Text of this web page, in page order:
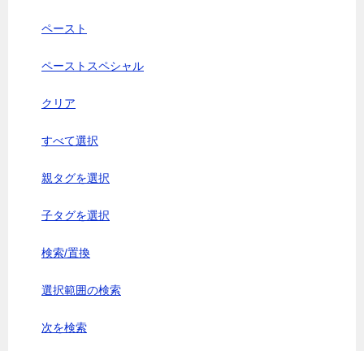
ペースト
ペーストスペシャル
クリア
すべて選択
親タグを選択
子タグを選択
検索/置換
選択範囲の検索
次を検索